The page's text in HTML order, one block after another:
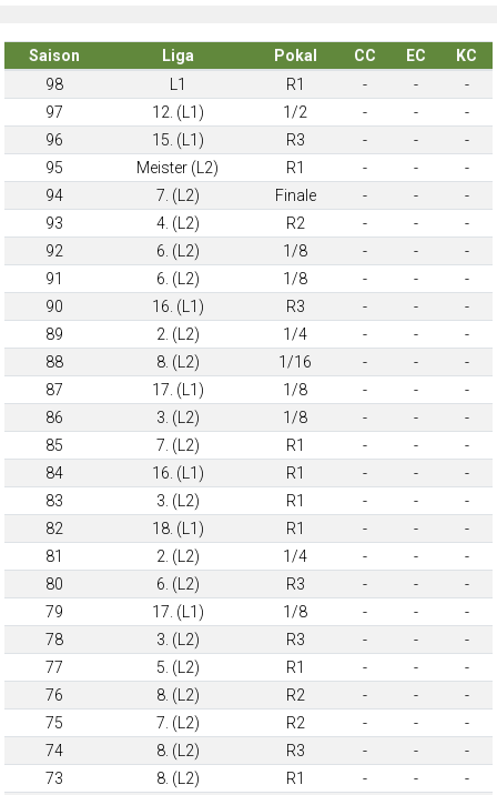
Saison Liga Pokal CC EC
KC
98
L1 R1 - -
-
97
12. (L1) 1/2 - -
-
96
15. (L1) R3 - -
-
95
Meister (L2) R1 - -
-
94
7. (L2) Finale - -
-
93
4. (L2) R2 - -
-
92
6. (L2) 1/8 - -
-
91
6. (L2) 1/8 - -
-
90
16. (L1) R3 - -
-
89
2. (L2) 1/4 - -
-
88
8. (L2) 1/16 - -
-
87
17. (L1) 1/8 - -
-
86
3. (L2) 1/8 - -
-
85
7. (L2) R1 - -
-
84
16. (L1) R1 - -
-
83
3. (L2) R1 - -
-
82
18. (L1) R1 - -
-
81
2. (L2) 1/4 - -
-
80
6. (L2) R3 - -
-
79
17. (L1) 1/8 - -
-
78
3. (L2) R3 - -
-
77
5. (L2) R1 - -
-
76
8. (L2) R2 - -
-
75
7. (L2) R2 - -
-
74
8. (L2) R3 - -
-
73
8. (L2) R1 - -
-